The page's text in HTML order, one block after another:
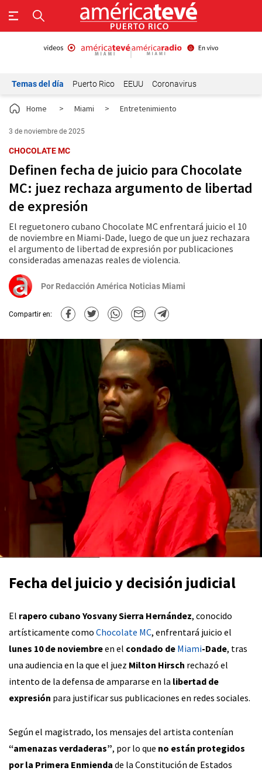
Temas del día Puerto Rico EEUU Coronavirus
Home > Miami > Entretenimiento
3 de noviembre de 2025
CHOCOLATE MC
Definen fecha de juicio para Chocolate
MC: juez rechaza argumento de libertad
de expresión
El reguetonero cubano Chocolate MC enfrentará juicio el 10
de noviembre en Miami-Dade, luego de que un juez rechazara
el argumento de libertad de expresión por publicaciones
consideradas amenazas reales de violencia.
Por Redacción América Noticias Miami
Compartir en:
Fecha del juicio y decisión judicial
El rapero cubano Yosvany Sierra Hernández, conocido
artísticamente como Chocolate MC, enfrentará juicio el
lunes 10 de noviembreen el condado de Miami-Dade, tras
una audiencia en la que el juez Milton Hirsch rechazó el
intento de la defensa de ampararse en la libertad de
expresión para justificar sus publicaciones en redes sociales.
Según el magistrado, los mensajes del artista contenían
“amenazas verdaderas”, por lo que no están protegidos
por la Primera Enmienda de la Constitución de Estados